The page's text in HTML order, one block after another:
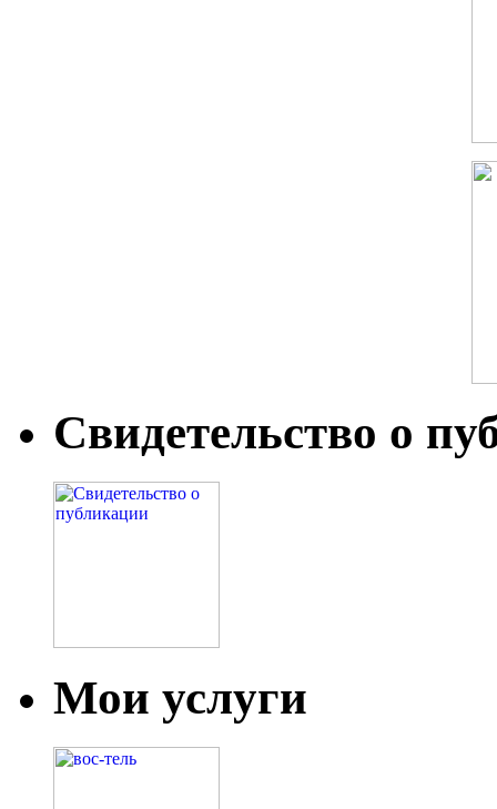
Свидетельство о
Мои услуги